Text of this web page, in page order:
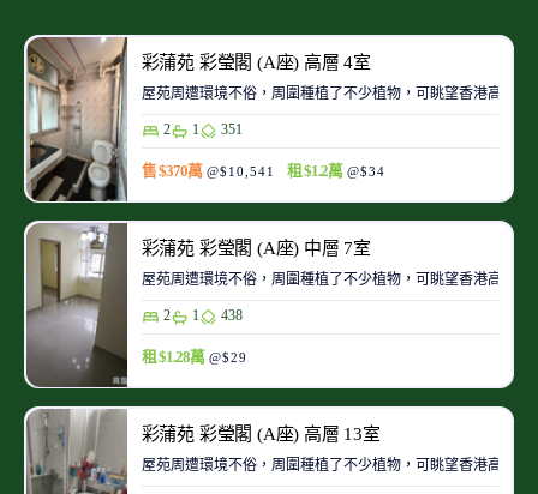
彩蒲苑 彩瑩閣 (A座) 高層 4室
屋苑周遭環境不俗，周圍種植了不少植物，可眺望香港高爾
2 1 351
售 $370萬 @$10,541 租 $1.2萬 @$34
彩蒲苑 彩瑩閣 (A座) 中層 7室
屋苑周遭環境不俗，周圍種植了不少植物，可眺望香港高爾
2 1 438
租 $1.28萬 @$29
彩蒲苑 彩瑩閣 (A座) 高層 13室
屋苑周遭環境不俗，周圍種植了不少植物，可眺望香港高爾